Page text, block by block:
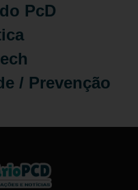
PcD
/ Prevenção